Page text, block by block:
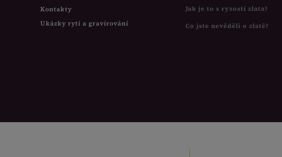
Kontakty
Ukázky rytí a gravírování
Jak je to s ryzostí zlata?
Co jste nevěděli o zlatě?